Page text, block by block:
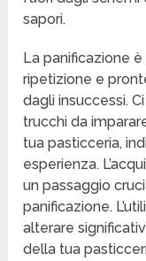
sapori.
La panificazione
ripetizione e
dagli insuccessi.
trucchi da
tua pasticceria,
esperienza.
un passaggio
panificazione.
alterare
della tua